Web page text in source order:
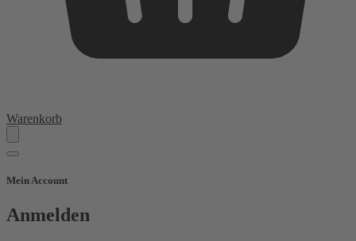
Warenkorb
Mein Account
Anmelden